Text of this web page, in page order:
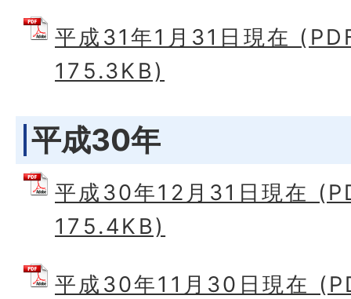
平成31年1月31日現在
175.3KB)
平成30年
平成30年12月31日現在
175.4KB)
平成30年11月30日現在